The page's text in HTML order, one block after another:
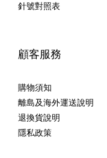
針號對照表
顧客服務
購物須知
離島及海外運送說明
退換貨說明
隱私政策